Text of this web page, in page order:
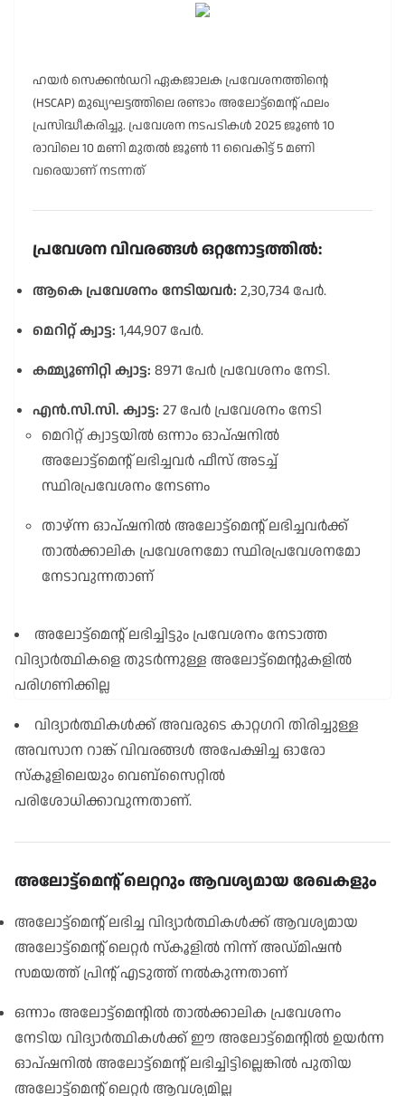
ഹയർ സെക്കൻഡറി ഏകജാലക പ്രവേശനത്തിൻ്റെ
(HSCAP) മുഖ്യഘട്ടത്തിലെ രണ്ടാം അലോട്ട്മെൻ്റ് ഫലം
പ്രസിദ്ധീകരിച്ചു. പ്രവേശന നടപടികൾ 2025 ജൂൺ 10
രാവിലെ 10 മണി മുതൽ ജൂൺ 11 വൈകിട്ട് 5 മണി
വരെയാണ് നടന്നത്
പ്രവേശന വിവരങ്ങൾ ഒറ്റനോട്ടത്തിൽ:
ആകെ പ്രവേശനം നേടിയവർ: 2,30,734 പേർ.
മെറിറ്റ് ക്വാട്ട: 1,44,907 പേർ.
കമ്മ്യൂണിറ്റി ക്വാട്ട: 8971 പേർ പ്രവേശനം നേടി.
എൻ.സി.സി. ക്വാട്ട: 27 പേർ പ്രവേശനം നേടി
മെറിറ്റ് ക്വാട്ടയിൽ ഒന്നാം ഓപ്ഷനിൽ
അലോട്ട്മെൻ്റ് ലഭിച്ചവർ ഫീസ് അടച്ച്
സ്ഥിരപ്രവേശനം നേടണം
താഴ്ന്ന ഓപ്ഷനിൽ അലോട്ട്മെൻ്റ് ലഭിച്ചവർക്ക്
താൽക്കാലിക പ്രവേശനമോ സ്ഥിരപ്രവേശനമോ
നേടാവുന്നതാണ്
അലോട്ട്മെൻ്റ് ലഭിച്ചിട്ടും പ്രവേശനം നേടാത്ത
വിദ്യാർത്ഥികളെ തുടർന്നുള്ള അലോട്ട്മെൻ്റുകളിൽ
പരിഗണിക്കില്ല
വിദ്യാർത്ഥികൾക്ക് അവരുടെ കാറ്റഗറി തിരിച്ചുള്ള
അവസാന റാങ്ക് വിവരങ്ങൾ അപേക്ഷിച്ച ഓരോ
സ്കൂളിലെയും വെബ്സൈറ്റിൽ
പരിശോധിക്കാവുന്നതാണ്.
അലോട്ട്മെൻ്റ് ലെറ്ററും ആവശ്യമായ രേഖകളും
അലോട്ട്മെൻ്റ് ലഭിച്ച വിദ്യാർത്ഥികൾക്ക് ആവശ്യമായ
അലോട്ട്മെൻ്റ് ലെറ്റർ സ്കൂളിൽ നിന്ന് അഡ്മിഷൻ
സമയത്ത് പ്രിൻ്റ് എടുത്ത് നൽകുന്നതാണ്
ഒന്നാം അലോട്ട്മെൻ്റിൽ താൽക്കാലിക പ്രവേശനം
നേടിയ വിദ്യാർത്ഥികൾക്ക് ഈ അലോട്ട്മെൻ്റിൽ ഉയർന്ന
ഓപ്ഷനിൽ അലോട്ട്മെൻ്റ് ലഭിച്ചിട്ടില്ലെങ്കിൽ പുതിയ
അലോട്ട്മെൻ്റ് ലെറ്റർ ആവശ്യമില്ല